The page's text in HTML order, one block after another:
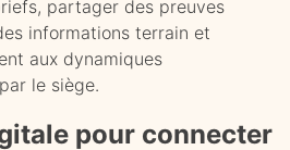
partager des preuves
informations terrain et
aux dynamiques
le siège.
pour connecter